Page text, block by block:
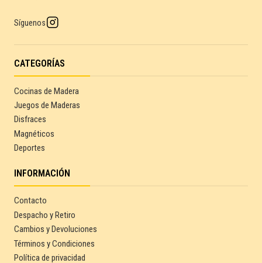
Síguenos
CATEGORÍAS
Cocinas de Madera
Juegos de Maderas
Disfraces
Magnéticos
Deportes
INFORMACIÓN
Contacto
Despacho y Retiro
Cambios y Devoluciones
Términos y Condiciones
Política de privacidad